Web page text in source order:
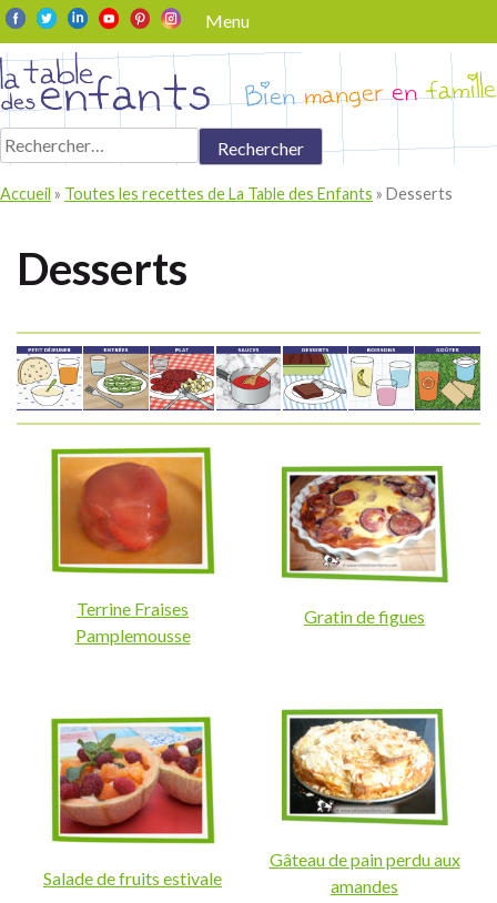
Skip
to
content
Menu
Rechercher :
Accueil » Toutes les recettes de La Table des Enfants » Desserts
Desserts
Terrine Fraises
Pamplemousse
Gratin de figues
Salade de fruits estivale
Gâteau de pain perdu aux
amandes